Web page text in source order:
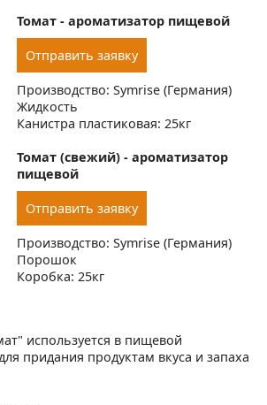
Томат - ароматизатор пищевой
Отправить заявку
Производство: Symrise (Германия)
Жидкость
Канистра пластиковая: 25кг
Томат (свежий) - ароматизатор
пищевой
Отправить заявку
Производство: Symrise (Германия)
Порошок
Коробка: 25кг
используется в пищевой
придания продуктам вкуса и запаха